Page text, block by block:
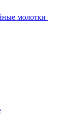
молотки